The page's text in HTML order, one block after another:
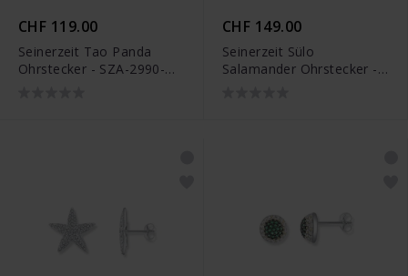
CHF 119.00
Seinerzeit Tao Panda
Ohrstecker - SZA-2990-
CHF 149.00
Seinerzeit Sülo
Salamander Ohrstecker -